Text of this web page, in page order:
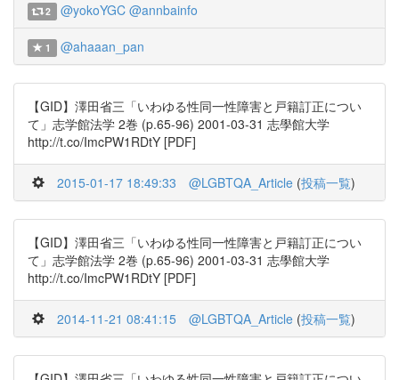
2 @yokoYGC @annbainfo
1 @ahaaan_pan
【GID】澤田省三「いわゆる性同一性障害と戸籍訂正につい
て」志学館法学 2巻 (p.65-96) 2001-03-31 志學館大学
http://t.co/ImcPW1RDtY [PDF]
2015-01-17 18:49:33 @LGBTQA_Article (投稿一覧)
【GID】澤田省三「いわゆる性同一性障害と戸籍訂正につい
て」志学館法学 2巻 (p.65-96) 2001-03-31 志學館大学
http://t.co/ImcPW1RDtY [PDF]
2014-11-21 08:41:15 @LGBTQA_Article (投稿一覧)